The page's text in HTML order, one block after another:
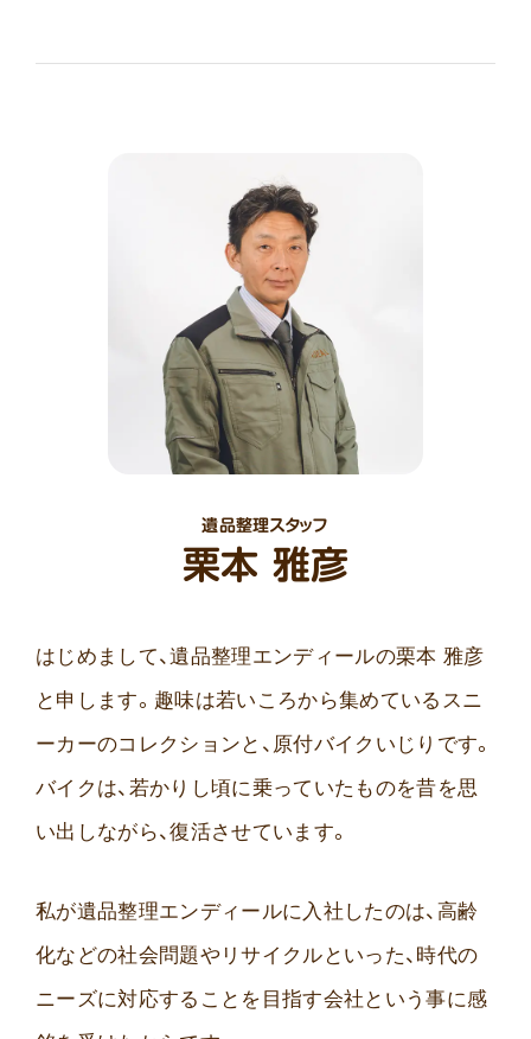
栗本 雅彦
遺品整理スタッフ
はじめまして、遺品整理エンディールの栗本 雅彦
と申します。趣味は若いころから集めているスニ
ーカーのコレクションと、原付バイクいじりです。
バイクは、若かりし頃に乗っていたものを昔を思
い出しながら、復活させています。
私が遺品整理エンディールに入社したのは、高齢
化などの社会問題やリサイクルといった、時代の
ニーズに対応することを目指す会社という事に感